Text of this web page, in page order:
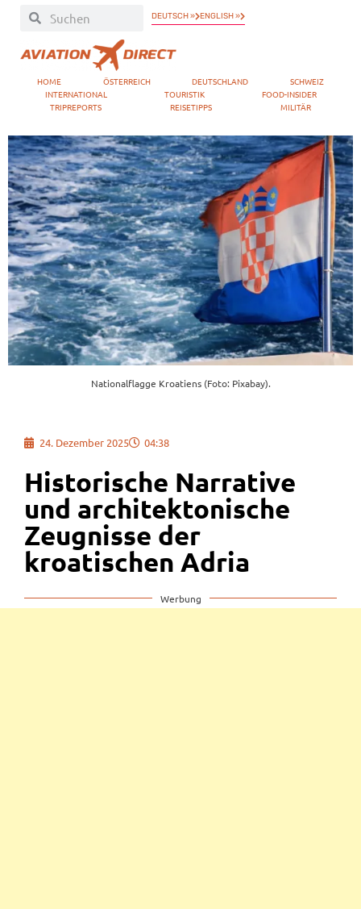
DEUTSCH » ENGLISH »
HOME ÖSTERREICH DEUTSCHLAND
SCHWEIZ
INTERNATIONAL
TOURISTIK
FOOD-INSIDER
TRIPREPORTS
REISETIPPS MILITÄR
Nationalflagge Kroatiens (Foto: Pixabay).
24. Dezember 2025 04:38
Historische Narrative
und architektonische
Zeugnisse der
kroatischen Adria
Werbung